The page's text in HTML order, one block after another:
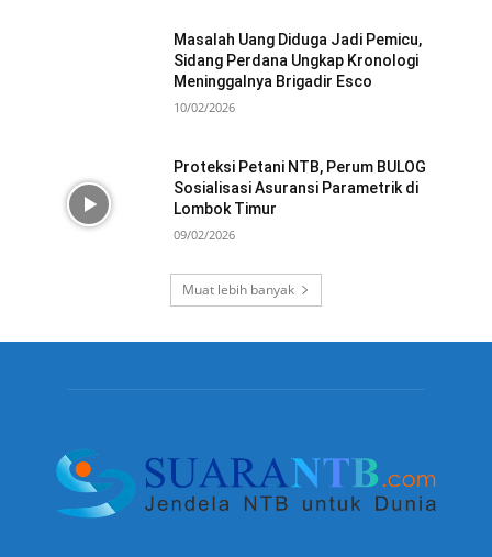
Masalah Uang Diduga Jadi Pemicu,
Sidang Perdana Ungkap Kronologi
Meninggalnya Brigadir Esco
10/02/2026
Proteksi Petani NTB, Perum BULOG
Sosialisasi Asuransi Parametrik di
Lombok Timur
09/02/2026
Muat lebih banyak